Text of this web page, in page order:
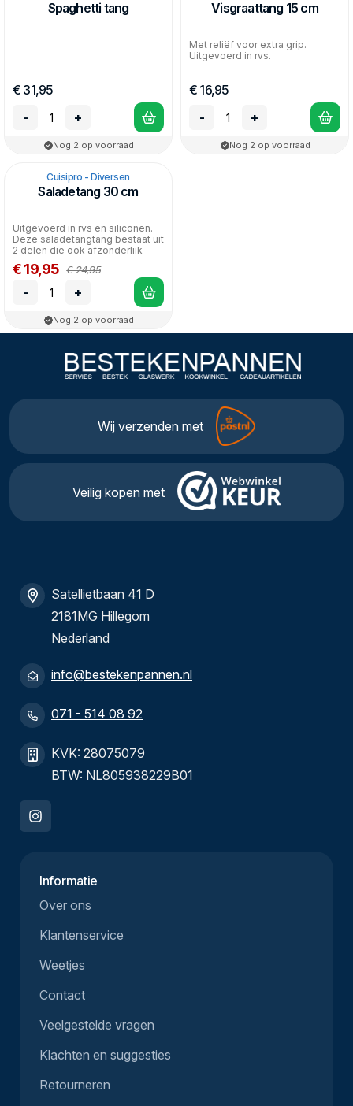
Spaghetti tang
€ 31,95
-
+
Nog 2 op voorraad
Visgraattang 15 cm
Met reliëf voor extra grip.
Uitgevoerd in rvs.
€ 16,95
-
+
Nog 2 op voorraad
Cuisipro - Diversen
Saladetang 30 cm
Uitgevoerd in rvs en siliconen.
Deze saladetangtang bestaat uit
2 delen die ook afzonderlijk
gebruikt kun...
€ 19,95 € 24,95
- +
Nog 2 op voorraad
Wij verzenden met
Veilig kopen met
Satellietbaan 41 D
2181MG Hillegom
Nederland
info@bestekenpannen.nl
071 - 514 08 92
KVK: 28075079
BTW: NL805938229B01
Informatie
Over ons
Klantenservice
Weetjes
Contact
Veelgestelde vragen
Klachten en suggesties
Retourneren